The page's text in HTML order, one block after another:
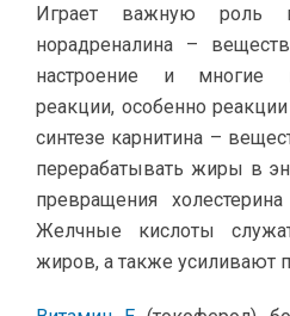
Играет важную роль
норадреналина –
настроение и многие
реакции, особенно
синтезе карнитина –
перерабатывать жиры в
превращения
Желчные кислоты
жиров, а также усиливают